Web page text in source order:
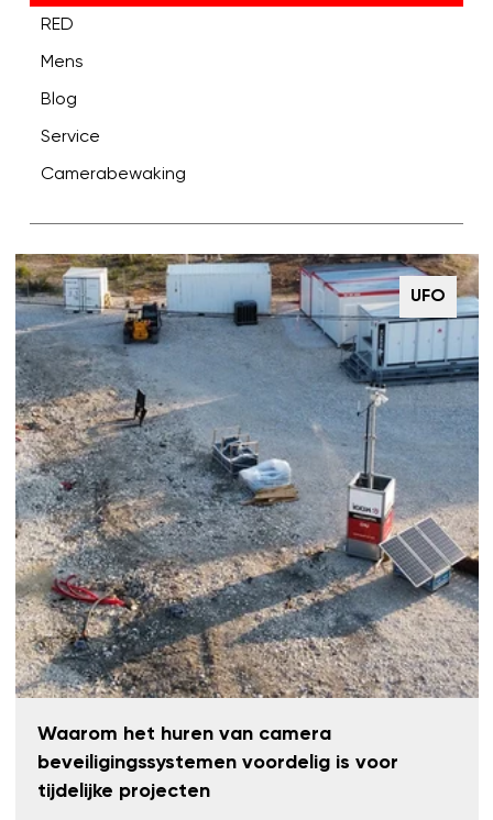
RED
Mens
Blog
Service
Camerabewaking
UFO
Waarom het huren van camera
beveiligingssystemen voordelig is voor
tijdelijke projecten